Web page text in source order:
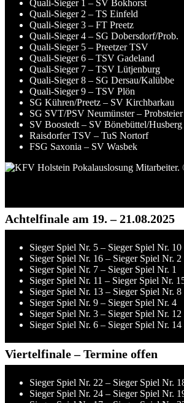
Quali-Sieger 1 – SV Bokhorst
Quali-Sieger 2 – TS Einfeld
Quali-Sieger 3 – FT Preetz
Quali-Sieger 4 – SG Dobersdorf/Prob.
Quali-Sieger 5 – Preetzer TSV
Quali-Sieger 6 – TSV Gadeland
Quali-Sieger 7 – TSV Lütjenburg
Quali-Sieger 8 – SG Dersau/Kalübbe
Quali-Sieger 9 – TSV Plön
SG Kühren/Preetz – SV Kirchbarkau
SG SVT/PSV Neumünster –
SV Boostedt – SV Bönebüttel/Husberg
Raisdorfer TSV – TuS Nortorf
FSG Saxonia – SV Wasbek
Achtelfinale am 19. – 21.08.2025
Sieger Spiel Nr. 5 – Sieger Spiel Nr. 10
Sieger Spiel Nr. 16 – Sieger Spiel Nr. 2
Sieger Spiel Nr. 7 – Sieger Spiel Nr. 1
Sieger Spiel Nr. 11 – Sieger Spiel Nr.
Sieger Spiel Nr. 13 – Sieger Spiel Nr. 8
Sieger Spiel Nr. 9 – Sieger Spiel Nr. 4
Sieger Spiel Nr. 3 – Sieger Spiel Nr. 12
Sieger Spiel Nr. 6 – Sieger Spiel Nr. 14
Viertelfinale – Termine offen
Sieger Spiel Nr. 22 – Sieger Spiel Nr.
Sieger Spiel Nr. 24 – Sieger Spiel Nr.